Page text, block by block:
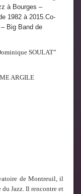
à Bourges –
1982 à 2015.Co-
Big Band de
SOULAT”
ARGILE
de Montreuil, il
du Jazz. Il rencontre et